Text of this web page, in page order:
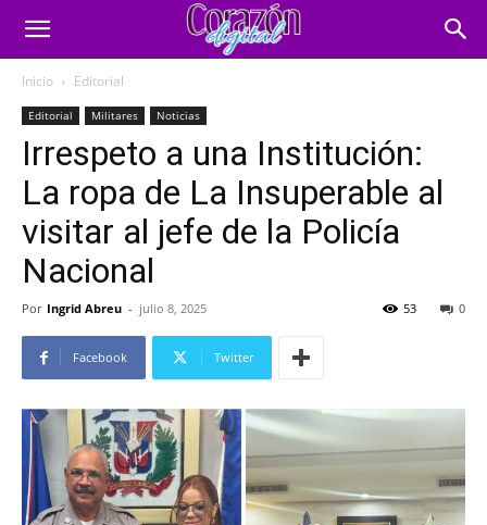
Inicio Editorial
Editorial Militares Noticias
Irrespeto a una Institución:
La ropa de La Insuperable al
visitar al jefe de la Policía
Nacional
Por Ingrid Abreu - julio 8, 2025 0
53
Facebook Twitter